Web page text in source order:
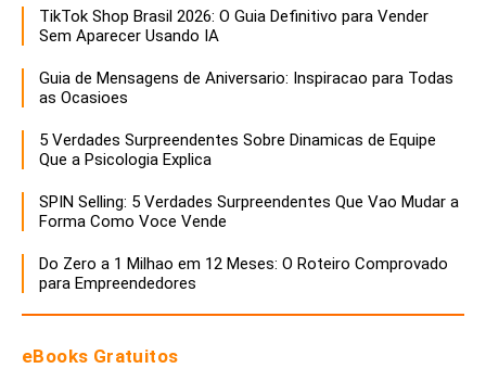
TikTok Shop Brasil 2026: O Guia Definitivo para Vender
Sem Aparecer Usando IA
Guia de Mensagens de Aniversario: Inspiracao para Todas
as Ocasioes
5 Verdades Surpreendentes Sobre Dinamicas de Equipe
Que a Psicologia Explica
SPIN Selling: 5 Verdades Surpreendentes Que Vao Mudar a
Forma Como Voce Vende
Do Zero a 1 Milhao em 12 Meses: O Roteiro Comprovado
para Empreendedores
eBooks Gratuitos